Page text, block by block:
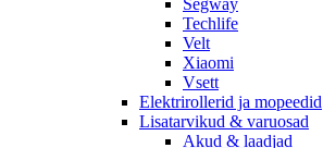
Segway
Techlife
Velt
Xiaomi
Vsett
Elektrirollerid ja mopeedid
Lisatarvikud & varuosad
Akud & laadjad